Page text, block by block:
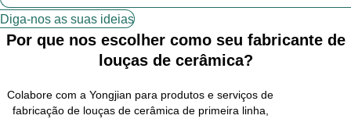
Diga-nos as suas ideias
Por que nos escolher como seu fabricante de
louças de cerâmica?
Colabore com a Yongjian para produtos e serviços de
fabricação de louças de cerâmica de primeira linha,